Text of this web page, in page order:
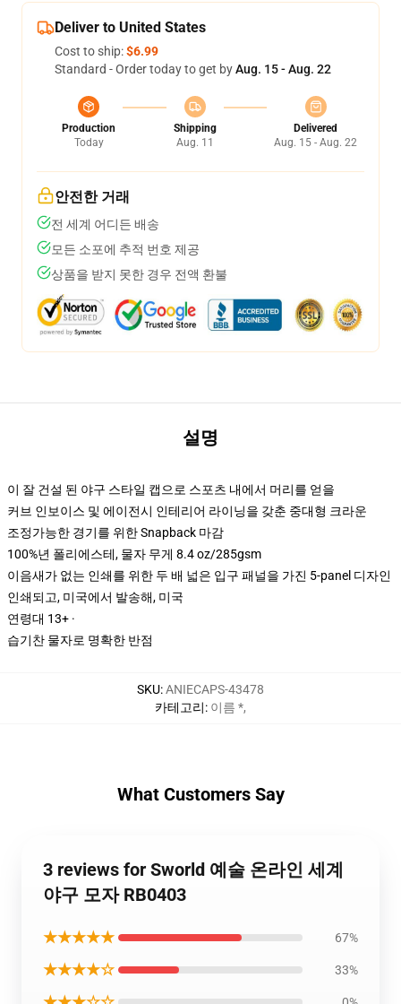
Deliver to United States
Cost to ship:$6.99
Standard - Order today to get byAug. 15 - Aug. 22
Production
Today
Shipping
Aug. 11
Delivered
Aug. 15 - Aug. 22
안전한 거래
전 세계 어디든 배송
모든 소포에 추적 번호 제공
상품을 받지 못한 경우 전액 환불
설명
이 잘 건설 된 야구 스타일 캡으로 스포츠 내에서 머리를 얻을
커브 인보이스 및 에이전시 인테리어 라이닝을 갖춘 중대형 크라운
조정가능한 경기를 위한 Snapback 마감
100%년 폴리에스테, 물자 무게 8.4 oz/285gsm
이음새가 없는 인쇄를 위한 두 배 넓은 입구 패널을 가진 5-panel 디자인
인쇄되고, 미국에서 발송해, 미국
연령대 13+ ·
습기찬 물자로 명확한 반점
SKU:ANIECAPS-43478
카테고리: 이름 *,
What Customers Say
3 reviews for Sworld 예술 온라인 세계
야구 모자 RB0403
★★★★★ 67%
★★★★☆ 33%